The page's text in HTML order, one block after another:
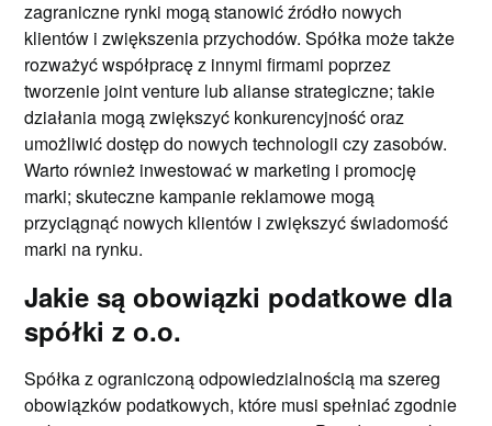
zagraniczne rynki mogą stanowić źródło nowych
klientów i zwiększenia przychodów. Spółka może także
rozważyć współpracę z innymi firmami poprzez
tworzenie joint venture lub alianse strategiczne; takie
działania mogą zwiększyć konkurencyjność oraz
umożliwić dostęp do nowych technologii czy zasobów.
Warto również inwestować w marketing i promocję
marki; skuteczne kampanie reklamowe mogą
przyciągnąć nowych klientów i zwiększyć świadomość
marki na rynku.
Jakie są obowiązki podatkowe dla
spółki z o.o.
Spółka z ograniczoną odpowiedzialnością ma szereg
obowiązków podatkowych, które musi spełniać zgodnie